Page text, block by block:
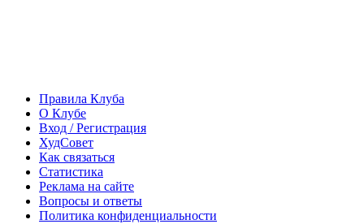
Правила Клуба
О Клубе
Вход / Регистрация
ХудСовет
Как связаться
Статистика
Реклама на сайте
Вопросы и ответы
Политика конфиденциальности